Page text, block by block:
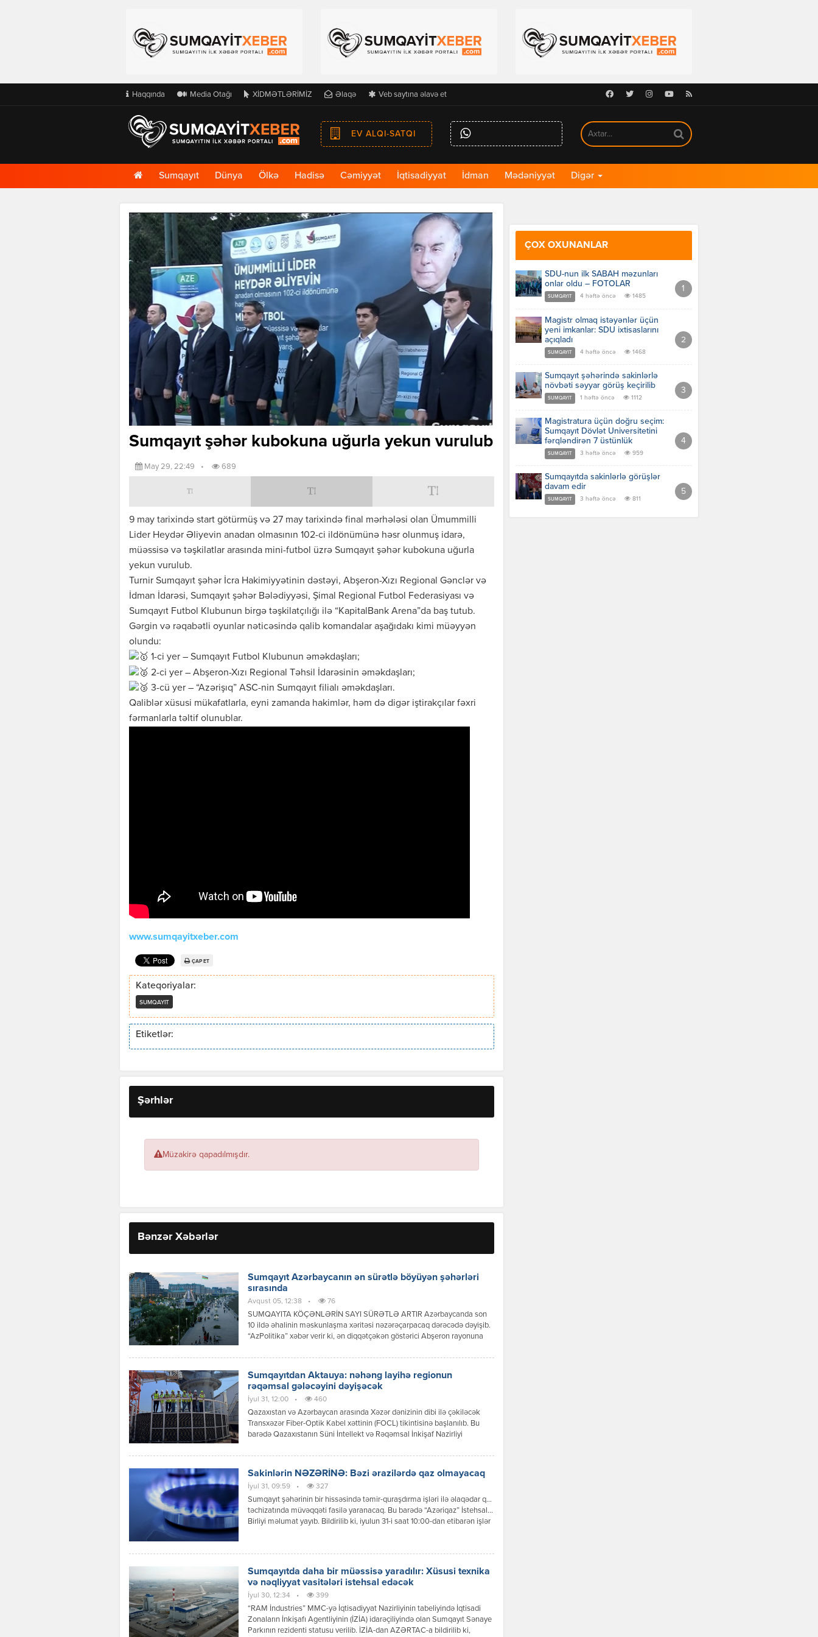
Haqqında Media Otağı XİDMƏTLƏRİMİZ Əlaqə Veb saytına əlavə et Facebook
TwitterInstagramYoutubeRSS
EV ALQI-SATQI
Ana
Səhifə
Sumqayıt Dünya Ölkə Hadisə Cəmiyyət İqtisadiyyat İdman Mədəniyyət Digər
Sumqayıt şəhər kubokuna uğurla yekun vurulub
May 29, 22:49 • 689
9 may tarixində start götürmüş və 27 may tarixində final mərhələsi olan Ümummilli
Lider Heydər Əliyevin anadan olmasının 102-ci ildönümünə həsr olunmuş idarə,
müəssisə və təşkilatlar arasında mini-futbol üzrə Sumqayıt şəhər kubokuna uğurla
yekun vurulub.
Turnir Sumqayıt şəhər İcra Hakimiyyətinin dəstəyi, Abşeron-Xızı Regional Gənclər və
İdman İdarəsi, Sumqayıt şəhər Bələdiyyəsi, Şimal Regional Futbol Federasiyası və
Sumqayıt Futbol Klubunun birgə təşkilatçılığı ilə “KapitalBank Arena”da baş tutub.
Gərgin və rəqabətli oyunlar nəticəsində qalib komandalar aşağıdakı kimi müəyyən
olundu:
1-ci yer – Sumqayıt Futbol Klubunun əməkdaşları;
2-ci yer – Abşeron-Xızı Regional Təhsil İdarəsinin əməkdaşları;
3-cü yer – “Azərişıq” ASC-nin Sumqayıt filialı əməkdaşları.
Qaliblər xüsusi mükafatlarla, eyni zamanda hakimlər, həm də digər iştirakçılar fəxri
fərmanlarla təltif olunublar.
www.sumqayitxeber.com
ÇAP ET
Kateqoriyalar:
SUMQAYIT
Etiketlər:
Şərhlər
Müzakirə qapadılmışdır.
Bənzər Xəbərlər
Sumqayıt Azərbaycanın ən sürətlə böyüyən şəhərləri
sırasında
Avqust 05, 12:38 • 76
SUMQAYITA KÖÇƏNLƏRİN SAYI SÜRƏTLƏ ARTIR Azərbaycanda son
10 ildə əhalinin məskunlaşma xəritəsi nəzərəçarpacaq dərəcədə dəyişib.
“AzPolitika” xəbər verir ki, ən diqqətçəkən göstərici Abşeron rayonuna
nümayiş etdirib. Bu artımın əsas səbəbləri Bakının genişlənməsi, yeni
paytaxtda mənzil qiymətlərinin yüksək […]
Sumqayıtdan Aktauya: nəhəng layihə regionun
rəqəmsal gələcəyini dəyişəcək
İyul 31, 12:00 • 460
Qazaxıstan və Azərbaycan arasında Xəzər dənizinin dibi ilə çəkiləcək
Transxəzər Fiber-Optik Kabel xəttinin (FOCL) tikintisinə başlanılıb. Bu
barədə Qazaxıstanın Süni İntellekt və Rəqəmsal İnkişaf Nazirliyi
həmçinin ümumi çəkisi 600 ton olan üç iri kabel səbəti xüsusi logistika
Sakinlərin NƏZƏRİNƏ: Bəzi ərazilərdə qaz olmayacaq
İyul 31, 09:59 • 327
Sumqayıt şəhərinin bir hissəsində təmir-quraşdırma işləri ilə əlaqədar qaz
təchizatında müvəqqəti fasilə yaranacaq. Bu barədə “Azəriqaz” İstehsalat
Birliyi məlumat yayıb. Bildirilib ki, iyulun 31-i saat 10:00-dan etibarən işlər
Sumqayıtda daha bir müəssisə yaradılır: Xüsusi texnika
və nəqliyyat vasitələri istehsal edəcək
İyul 30, 12:34 • 399
“RAM İndustries” MMC-yə İqtisadiyyat Nazirliyinin tabeliyində İqtisadi
Zonaların İnkişafı Agentliyinin (İZİA) idarəçiliyində olan Sumqayıt Sənaye
Parkının rezidenti statusu verilib. İZİA-dan AZƏRTAC-a bildirilib ki,
ÇOX OXUNANLAR
SDU-nun ilk SABAH məzunları
onlar oldu – FOTOLAR
SUMQAYIT 4 həftə öncə 1485
Magistr olmaq istəyənlər üçün
yeni imkanlar: SDU ixtisaslarını
açıqladı
SUMQAYIT 4 həftə öncə 1468
Sumqayıt şəhərində sakinlərlə
növbəti səyyar görüş keçirilib
SUMQAYIT 1 həftə öncə 1112
Magistratura üçün doğru seçim:
Sumqayıt Dövlət Universitetini
fərqləndirən 7 üstünlük
SUMQAYIT 3 həftə öncə 959
Sumqayıtda sakinlərlə görüşlər
davam edir
SUMQAYIT 3 həftə öncə 811